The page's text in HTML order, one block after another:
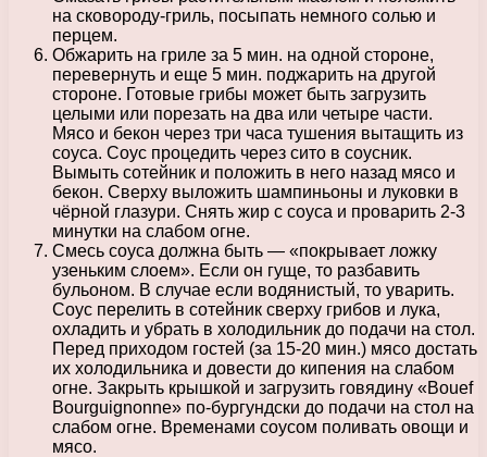
на сковороду-гриль, посыпать немного солью и
перцем.
Обжарить на гриле за 5 мин. на одной стороне,
перевернуть и еще 5 мин. поджарить на другой
стороне. Готовые грибы может быть загрузить
целыми или порезать на два или четыре части.
Мясо и бекон через три часа тушения вытащить из
соуса. Соус процедить через сито в соусник.
Вымыть сотейник и положить в него назад мясо и
бекон. Сверху выложить шампиньоны и луковки в
чёрной глазури. Снять жир с соуса и проварить 2-3
минутки на слабом огне.
Смесь соуса должна быть — «покрывает ложку
узеньким слоем». Если он гуще, то разбавить
бульоном. В случае если водянистый, то уварить.
Соус перелить в сотейник сверху грибов и лука,
охладить и убрать в холодильник до подачи на стол.
Перед приходом гостей (за 15-20 мин.) мясо достать
их холодильника и довести до кипения на слабом
огне. Закрыть крышкой и загрузить говядину «Bouef
Bourguignonne» по-бургундски до подачи на стол на
слабом огне. Временами соусом поливать овощи и
мясо.